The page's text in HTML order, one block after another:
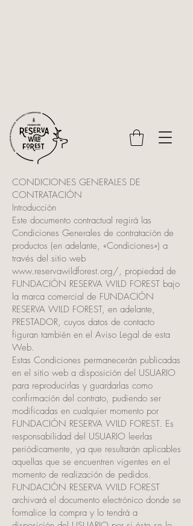
CONDICIONES GENERALES DE
CONTRATACIÓN
Introducción
Este documento contractual regirá las
Condiciones Generales de contratación de
productos (en adelante, «Condiciones») a
través del sitio web
www.reservawildforest.org/, propiedad de
FUNDACIÓN RESERVA WILD FOREST bajo
la marca comercial de FUNDACIÓN
RESERVA WILD FOREST, en adelante,
PRESTADOR, cuyos datos de contacto
figuran también en el Aviso Legal de esta
Web.
Estas Condiciones permanecerán publicadas
en el sitio web a disposición del USUARIO
para reproducirlas y guardarlas como
confirmación del contrato, pudiendo ser
modificadas en cualquier momento por
FUNDACIÓN RESERVA WILD FOREST. Es
responsabilidad del USUARIO leerlas
periódicamente, ya que resultarán aplicables
aquellas que se encuentren vigentes en el
momento de realización de pedidos.
FUNDACIÓN RESERVA WILD FOREST
archivará el documento electrónico donde se
formalice la compra y lo tendrá a